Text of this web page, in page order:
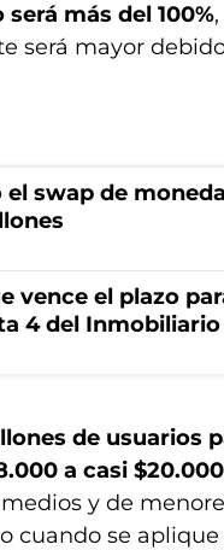
más del 100%
será mayor
swap de
vence el plazo
4 del
de usuarios
a casi
y de
cuando se